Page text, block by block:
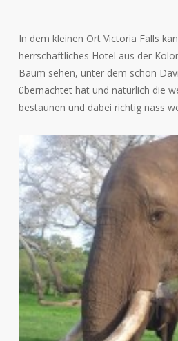
In dem kleinen Ort Victoria Falls
herrschaftliches Hotel aus der
Baum sehen, unter dem schon
übernachtet hat und natürlich die
bestaunen und dabei richtig nass